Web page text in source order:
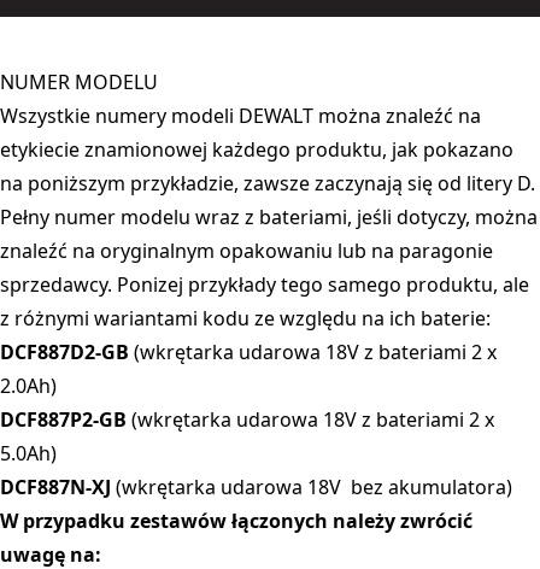
NUMER MODELU
Wszystkie numery modeli DEWALT można znaleźć na
etykiecie znamionowej każdego produktu, jak pokazano
na poniższym przykładzie, zawsze zaczynają się od litery D.
Pełny numer modelu wraz z bateriami, jeśli dotyczy, można
znaleźć na oryginalnym opakowaniu lub na paragonie
sprzedawcy. Ponizej przykłady tego samego produktu, ale
z różnymi wariantami kodu ze względu na ich baterie:
DCF887D2-GB (wkrętarka udarowa 18V z bateriami 2 x
2.0Ah)
DCF887P2-GB (wkrętarka udarowa 18V z bateriami 2 x
5.0Ah)
DCF887N-XJ (wkrętarka udarowa 18V bez akumulatora)
W przypadku zestawów łączonych należy zwrócić
uwagę na: